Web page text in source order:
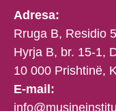
Adresa:
Rruga B, Residio 5
Hyrja B, br. 15-1,
10 000 Prishtinë,
E-mail: